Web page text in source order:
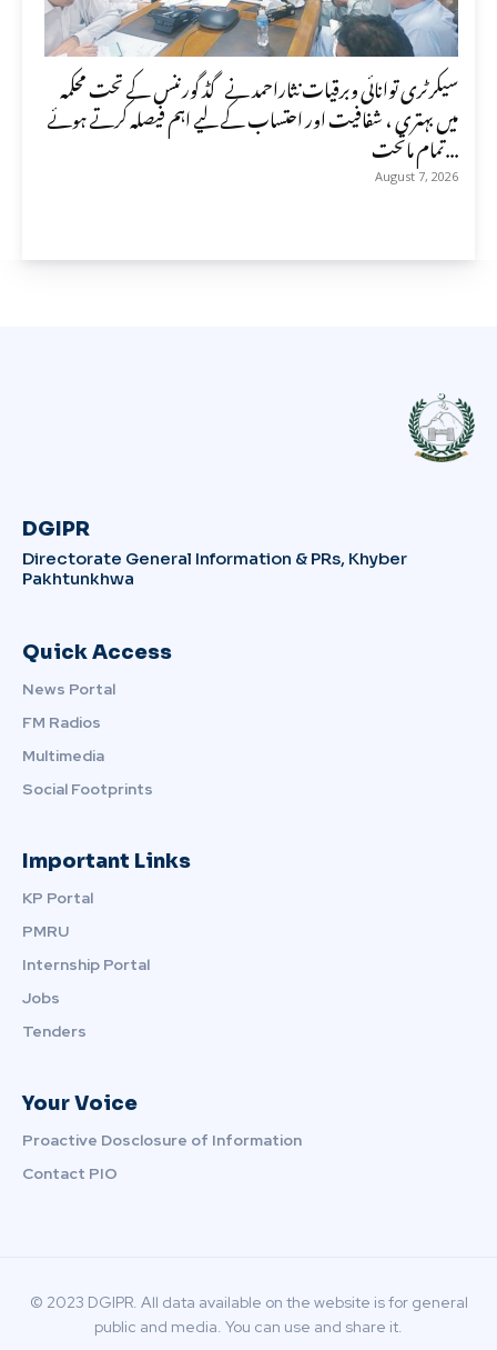
سیکرٹری توانائی وبرقیات نثاراحمد نے گڈ گورننس کے تحت محکمہ
میں بہتری ، شفافیت اور احتساب کے لیے اہم فیصلہ کرتے ہوئے
تمام ماتحت...
August 7, 2026
DGIPR
Directorate General Information & PRs, Khyber
Pakhtunkhwa
Quick Access
News Portal
FM Radios
Multimedia
Social Footprints
Important Links
KP Portal
PMRU
Internship Portal
Jobs
Tenders
Your Voice
Proactive Dosclosure of Information
Contact PIO
© 2023 DGIPR. All data available on the website is for general
public and media. You can use and share it.